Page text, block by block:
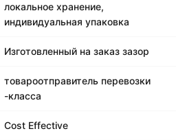
локальное хранение,
индивидуальная упаковка
Изготовленный на заказ зазор
товароотправитель перевозки
-класса
Cost Effective